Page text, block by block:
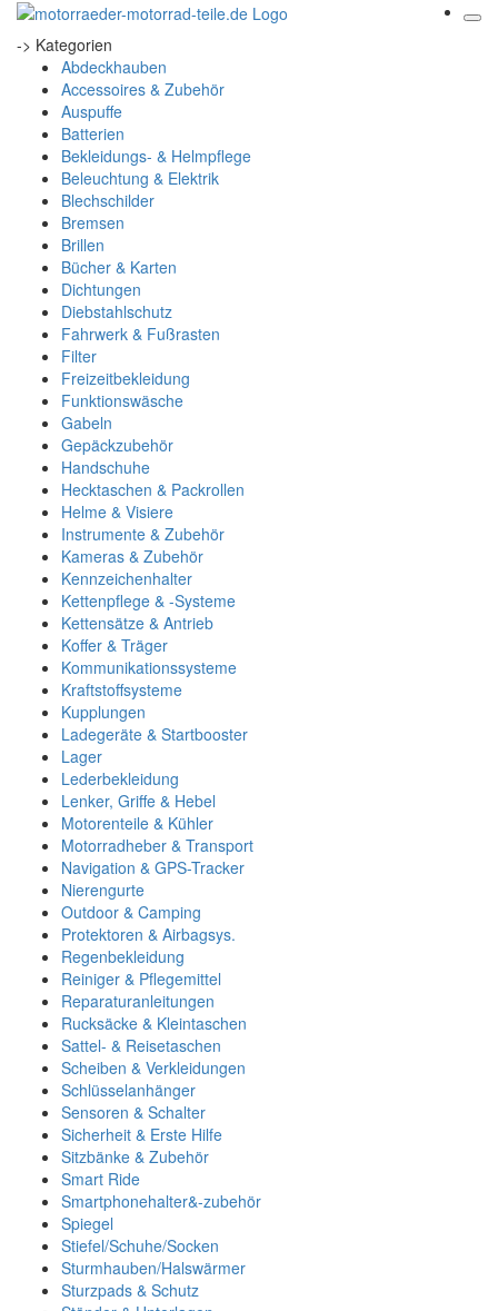
-> Kategorien
Abdeckhauben
Accessoires & Zubehör
Auspuffe
Batterien
Bekleidungs- & Helmpflege
Beleuchtung & Elektrik
Blechschilder
Bremsen
Brillen
Bücher & Karten
Dichtungen
Diebstahlschutz
Fahrwerk & Fußrasten
Filter
Freizeitbekleidung
Funktionswäsche
Gabeln
Gepäckzubehör
Handschuhe
Hecktaschen & Packrollen
Helme & Visiere
Instrumente & Zubehör
Kameras & Zubehör
Kennzeichenhalter
Kettenpflege & -Systeme
Kettensätze & Antrieb
Koffer & Träger
Kommunikationssysteme
Kraftstoffsysteme
Kupplungen
Ladegeräte & Startbooster
Lager
Lederbekleidung
Lenker, Griffe & Hebel
Motorenteile & Kühler
Motorradheber & Transport
Navigation & GPS-Tracker
Nierengurte
Outdoor & Camping
Protektoren & Airbagsys.
Regenbekleidung
Reiniger & Pflegemittel
Reparaturanleitungen
Rucksäcke & Kleintaschen
Sattel- & Reisetaschen
Scheiben & Verkleidungen
Schlüsselanhänger
Sensoren & Schalter
Sicherheit & Erste Hilfe
Sitzbänke & Zubehör
Smart Ride
Smartphonehalter&-zubehör
Spiegel
Stiefel/Schuhe/Socken
Sturmhauben/Halswärmer
Sturzpads & Schutz